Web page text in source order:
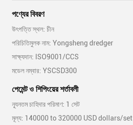
পণ্যের বিবরণ
উৎপত্তি স্থল: চীন
পরিচিতিমুলক নাম: Yongsheng dredger
সাক্ষ্যদান: ISO9001/CCS
মডেল নম্বার: YSCSD300
পেমেন্ট ও শিপিংয়ের শর্তাবলী
ন্যূনতম চাহিদার পরিমাণ: 1 সেট
মূল্য: 140000 to 320000 USD dollars/set